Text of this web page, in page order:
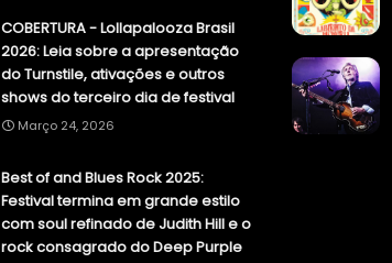
COBERTURA - Lollapalooza Brasil
2026: Leia sobre a apresentação
do Turnstile, ativações e outros
shows do terceiro dia de festival
Março 24, 2026
Best of and Blues Rock 2025:
Festival termina em grande estilo
com soul refinado de Judith Hill e o
rock consagrado do Deep Purple